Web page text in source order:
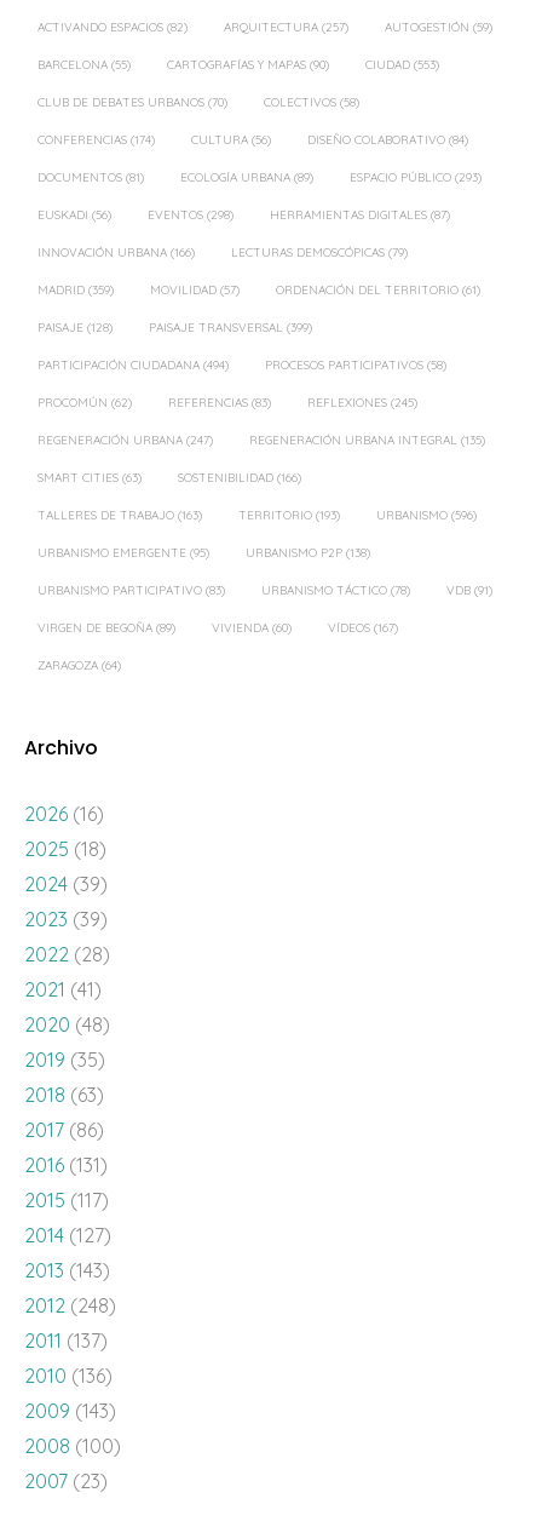
ACTIVANDO ESPACIOS (82) ARQUITECTURA (257) AUTOGESTIÓN (59)
BARCELONA (55) CARTOGRAFÍAS Y MAPAS (90) CIUDAD (553)
CLUB DE DEBATES URBANOS (70) COLECTIVOS (58)
CONFERENCIAS (174) CULTURA (56) DISEÑO COLABORATIVO (84)
DOCUMENTOS (81) ECOLOGÍA URBANA (89) ESPACIO PÚBLICO (293)
EUSKADI (56) EVENTOS (298) HERRAMIENTAS DIGITALES (87)
INNOVACIÓN URBANA (166) LECTURAS DEMOSCÓPICAS (79)
MADRID (359) MOVILIDAD (57) ORDENACIÓN DEL TERRITORIO (61)
PAISAJE (128) PAISAJE TRANSVERSAL (399)
PARTICIPACIÓN CIUDADANA (494) PROCESOS PARTICIPATIVOS (58)
PROCOMÚN (62) REFERENCIAS (83) REFLEXIONES (245)
REGENERACIÓN URBANA (247) REGENERACIÓN URBANA INTEGRAL (135)
SMART CITIES (63) SOSTENIBILIDAD (166)
TALLERES DE TRABAJO (163) TERRITORIO (193) URBANISMO (596)
URBANISMO EMERGENTE (95) URBANISMO P2P (138)
URBANISMO PARTICIPATIVO (83) URBANISMO TÁCTICO (78) VDB (91)
VIRGEN DE BEGOÑA (89) VIVIENDA (60) VÍDEOS (167)
ZARAGOZA (64)
Archivo
2026 (16)
2025 (18)
2024 (39)
2023 (39)
2022 (28)
2021 (41)
2020 (48)
2019 (35)
2018 (63)
2017 (86)
2016 (131)
2015 (117)
2014 (127)
2013 (143)
2012 (248)
2011 (137)
2010 (136)
2009 (143)
2008 (100)
2007 (23)